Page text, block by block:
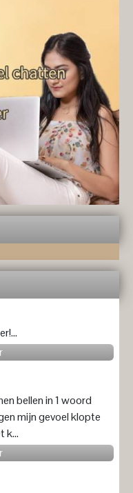
bellen in 1 woord
mijn gevoel klopte
k...